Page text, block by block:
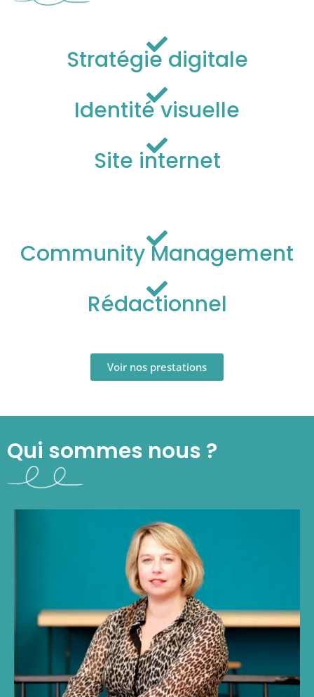
Stratégie digitale
Identité visuelle
Community Management
Qui sommes nous ?